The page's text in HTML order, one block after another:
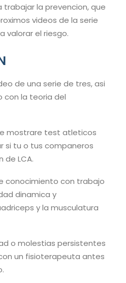
trabajar la prevencion, que
videos de la serie
valorar el riesgo.
de una serie de tres, asi
con la teoria del
mostrare test atleticos
si tu o tus companeros
de LCA.
conocimiento con trabajo
dinamica y
y la musculatura
o molestias persistentes
un fisioterapeuta antes